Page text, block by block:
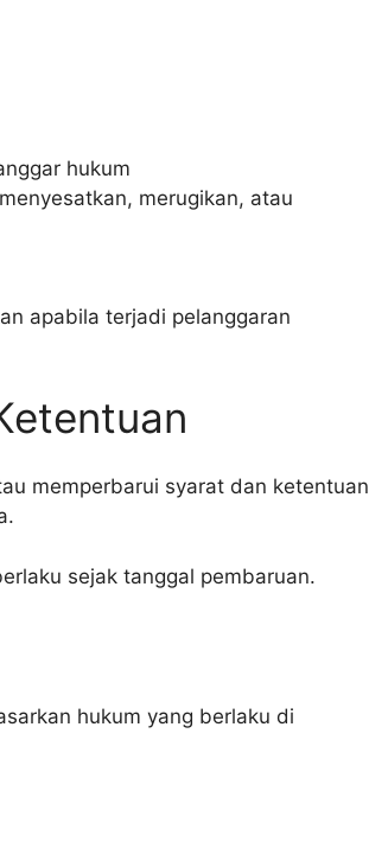
hukum
merugikan, atau
apabila terjadi pelanggaran
memperbarui syarat dan ketentuan
sejak tanggal pembaruan.
hukum yang berlaku di